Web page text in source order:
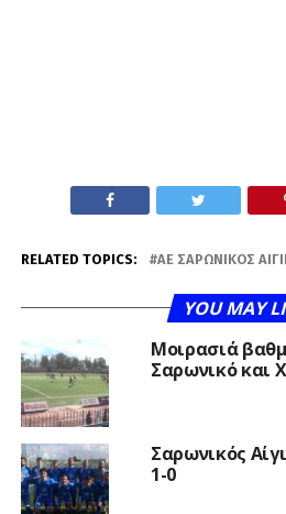
RELATED TOPICS: AE ΣΑΡΩΝΙΚΌΣ
YOU MAY
Μοιρασιά
Σαρωνικό και
Σαρωνικός
1-0